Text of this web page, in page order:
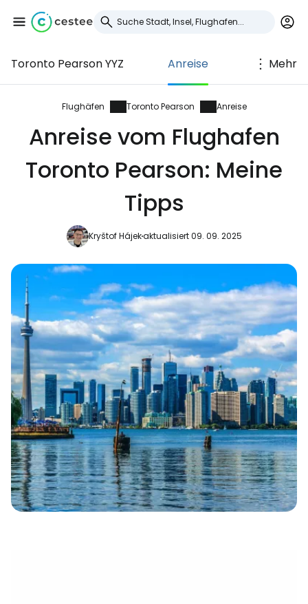
Toronto Pearson YYZ Anreise Mehr
Flughäfen Toronto Pearson Anreise
Anreise vom Flughafen
Toronto Pearson: Meine
Tipps
Kryštof Hájekaktualisiert 09. 09. 2025
Anmeldung bei
Cestee
... die weltweite Reise-Community
Weiter mit Facebook
Weiter mit E-Mail